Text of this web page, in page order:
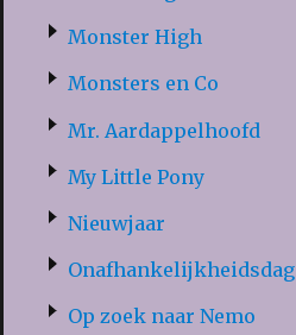
Monster High
Monsters en Co
Mr. Aardappelhoofd
My Little Pony
Nieuwjaar
Onafhankelijkheidsdag
Op zoek naar Nemo